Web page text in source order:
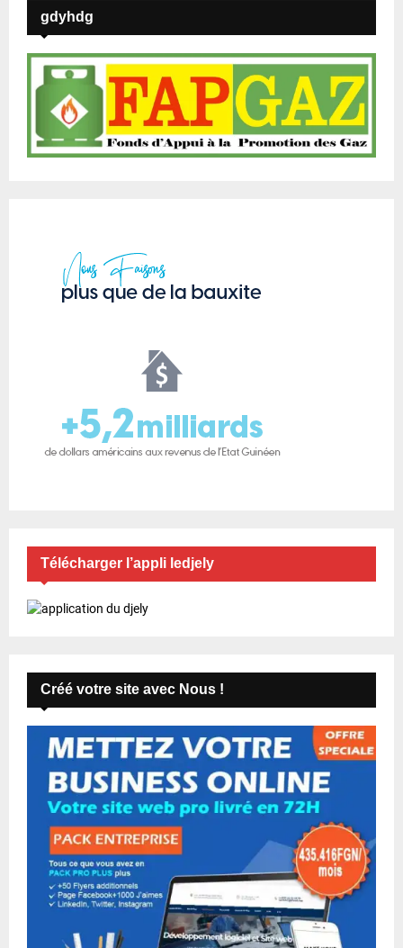
gdyhdg
Télécharger l’appli ledjely
Créé votre site avec Nous !